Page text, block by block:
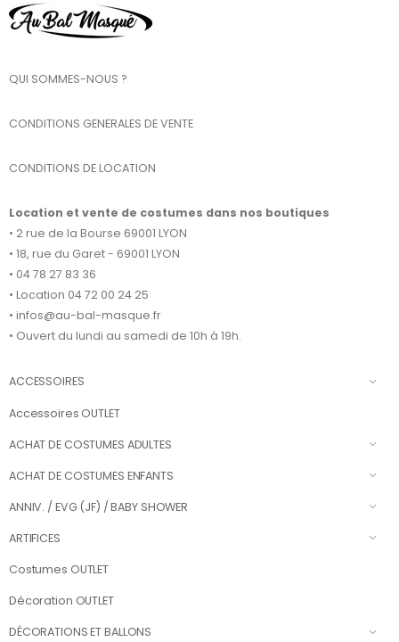
QUI SOMMES-NOUS ?
CONDITIONS GENERALES DE VENTE
CONDITIONS DE LOCATION
Location et vente de costumes dans nos boutiques
• 2 rue de la Bourse 69001 LYON
• 18, rue du Garet - 69001 LYON
• 04 78 27 83 36
• Location 04 72 00 24 25
• infos@au-bal-masque.fr
• Ouvert du lundi au samedi de 10h à 19h.
ACCESSOIRES
Accessoires OUTLET
ACHAT DE COSTUMES ADULTES
ACHAT DE COSTUMES ENFANTS
ANNIV. / EVG (JF) / BABY SHOWER
ARTIFICES
Costumes OUTLET
Décoration OUTLET
DÉCORATIONS ET BALLONS